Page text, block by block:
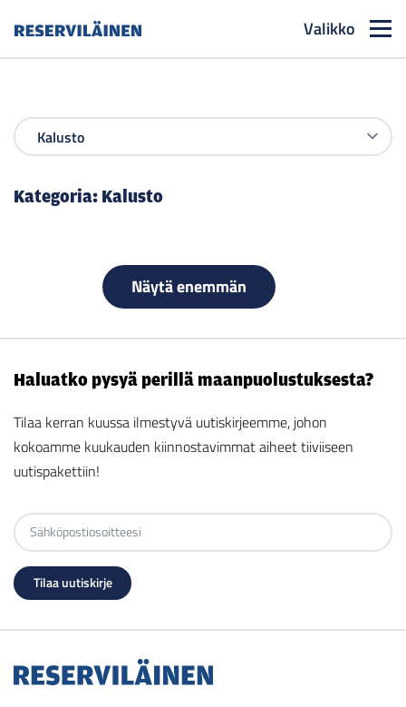
Valikko
Kategoria: Kalusto
Näytä enemmän
Haluatko pysyä perillä maanpuolustuksesta?
Tilaa kerran kuussa ilmestyvä uutiskirjeemme, johon
kokoamme kuukauden kiinnostavimmat aiheet tiiviiseen
uutispakettiin!